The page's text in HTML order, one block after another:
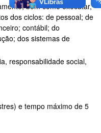
bem como executar,
dos ciclos: de pessoal; de
contábil; do
dos sistemas de
responsabilidade social,
e tempo máximo de 5